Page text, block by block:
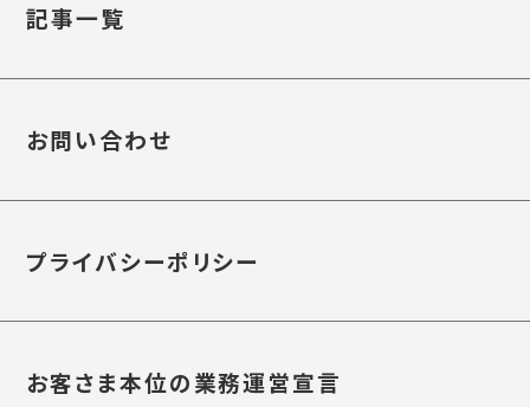
記事一覧
お問い合わせ
プライバシーポリシー
お客さま本位の業務運営宣言